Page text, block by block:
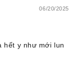
06/20/2025
hết y như mới lun